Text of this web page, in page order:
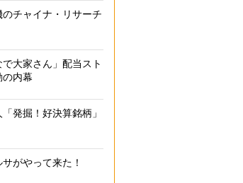
のチャイナ・リサーチ
で大家さん」配当スト
の内幕
発掘！好決算銘柄」
がやって来た！